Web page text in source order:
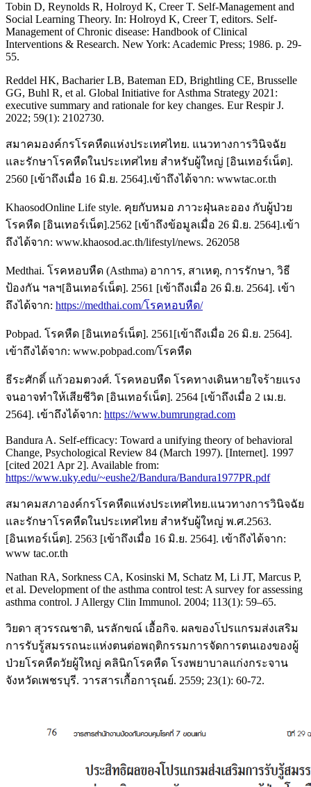
Tobin D, Reynolds R, Holroyd K, Creer T. Self-Management and
Social Learning Theory. In: Holroyd K, Creer T, editors. Self-
Management of Chronic disease: Handbook of Clinical
Interventions & Research. New York: Academic Press; 1986. p. 29-
55.
Reddel HK, Bacharier LB, Bateman ED, Brightling CE, Brusselle
GG, Buhl R, et al. Global Initiative for Asthma Strategy 2021:
executive summary and rationale for key changes. Eur Respir J.
2022; 59(1): 2102730.
สมาคมองค์กรโรคหืดแห่งประเทศไทย. แนวทางการวินิจฉัย
และรักษาโรคหืดในประเทศไทย สำหรับผู้ใหญ่ [อินเทอร์เน็ต].
2560 [เข้าถึงเมื่อ 16 มิ.ย. 2564].เข้าถึงได้จาก: wwwtac.or.th
KhaosodOnline Life style. คุยกับหมอ ภาวะฝุ่นละออง กับผู้ป่วย
โรคหืด [อินเทอร์เน็ต].2562 [เข้าถึงข้อมูลเมื่อ 26 มิ.ย. 2564].เข้า
ถึงได้จาก: www.khaosod.ac.th/lifestyl/news. 262058
Medthai. โรคหอบหืด (Asthma) อาการ, สาเหตุ, การรักษา, วิธี
ป้องกัน ฯลฯ[อินเทอร์เน็ต]. 2561 [เข้าถึงเมื่อ 26 มิ.ย. 2564]. เข้า
ถึงได้จาก: https://medthai.com/โรคหอบหืด/
Pobpad. โรคหืด [อินเทอร์เน็ต]. 2561[เข้าถึงเมื่อ 26 มิ.ย. 2564].
เข้าถึงได้จาก: www.pobpad.com/โรคหืด
ธีระศักดิ์ แก้วอมตวงศ์. โรคหอบหืด โรคทางเดินหายใจร้ายแรง
จนอาจทำให้เสียชีวิต [อินเทอร์เน็ต]. 2564 [เข้าถึงเมื่อ 2 เม.ย.
2564]. เข้าถึงได้จาก: https://www.bumrungrad.com
Bandura A. Self-efficacy: Toward a unifying theory of behavioral
Change, Psychological Review 84 (March 1997). [Internet]. 1997
[cited 2021 Apr 2]. Available from:
https://www.uky.edu/~eushe2/Bandura/Bandura1977PR.pdf
สมาคมสภาองค์กรโรคหืดแห่งประเทศไทย.แนวทางการวินิจฉัย
และรักษาโรคหืดในประเทศไทย สำหรับผู้ใหญ่ พ.ศ.2563.
[อินเทอร์เน็ต]. 2563 [เข้าถึงเมื่อ 16 มิ.ย. 2564]. เข้าถึงได้จาก:
www tac.or.th
Nathan RA, Sorkness CA, Kosinski M, Schatz M, Li JT, Marcus P,
et al. Development of the asthma control test: A survey for assessing
asthma control. J Allergy Clin Immunol. 2004; 113(1): 59–65.
วิยดา สุวรรณชาติ, นรลักขณ์ เอื้อกิจ. ผลของโปรแกรมส่งเสริม
การรับรู้สมรรถนะแห่งตนต่อพฤติกรรมการจัดการตนเองของผู้
ป่วยโรคหืดวัยผู้ใหญ่ คลินิกโรคหืด โรงพยาบาลแก่งกระจาน
จังหวัดเพชรบุรี. วารสารเกื้อการุณย์. 2559; 23(1): 60-72.